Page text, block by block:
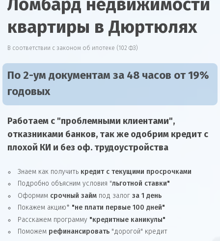
Ломбард недвижимости
квартиры в Дюртюлях
В соответствии с законом об ипотеке (102 ФЗ)
По 2-ум документам за 48 часов от 19%
годовых
Работаем с "проблемными клиентами",
отказниками банков, так же одобрим кредит с
плохой КИ и без оф. трудоустройства
Знаем как получить кредит с текущими просрочками
Подробно объясним условия "льготной ставки"
Оформим срочный займ под залог за 1 день
Покажем акцию* "не плати первые 100 дней"
Расскажем программу "кредитные каникулы"
Поможем рефинансировать "дорогой" кредит